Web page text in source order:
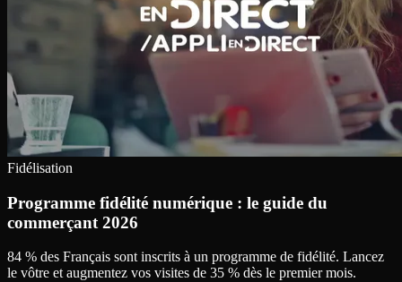
Fidélisation
Programme fidélité numérique : le guide du
commerçant 2026
84 % des Français sont inscrits à un programme de fidélité. Lancez
le vôtre et augmentez vos visites de 35 % dès le premier mois.